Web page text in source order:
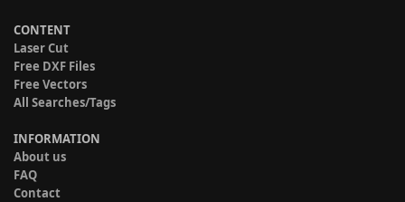
CONTENT
Laser Cut
Free DXF Files
Free Vectors
All Searches/Tags
INFORMATION
About us
FAQ
Contact